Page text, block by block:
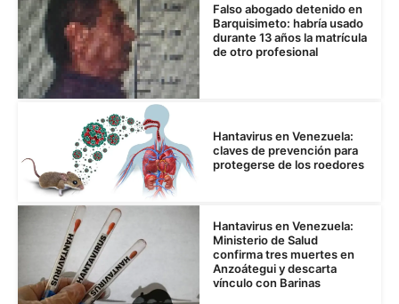
Falso abogado detenido en
Barquisimeto: habría usado
durante 13 años la matrícula
de otro profesional
Hantavirus en Venezuela:
claves de prevención para
protegerse de los roedores
Hantavirus en Venezuela:
Ministerio de Salud
confirma tres muertes en
Anzoátegui y descarta
vínculo con Barinas